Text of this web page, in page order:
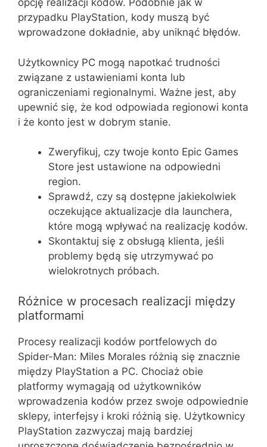
opcję realizacji kodów. Podobnie jak w
przypadku PlayStation, kody muszą być
wprowadzone dokładnie, aby uniknąć błędów.
Użytkownicy PC mogą napotkać trudności
związane z ustawieniami konta lub
ograniczeniami regionalnymi. Ważne jest, aby
upewnić się, że kod odpowiada regionowi konta
i że konto jest w dobrym stanie.
Zweryfikuj, czy twoje konto Epic Games
Store jest ustawione na odpowiedni
region.
Sprawdź, czy są dostępne jakiekolwiek
oczekujące aktualizacje dla launchera,
które mogą wpływać na realizację kodów.
Skontaktuj się z obsługą klienta, jeśli
problemy będą się utrzymywać po
wielokrotnych próbach.
Różnice w procesach realizacji między
platformami
Procesy realizacji kodów portfelowych do
Spider-Man: Miles Morales różnią się znacznie
między PlayStation a PC. Chociaż obie
platformy wymagają od użytkowników
wprowadzenia kodów przez swoje odpowiednie
sklepy, interfejsy i kroki różnią się. Użytkownicy
PlayStation zazwyczaj mają bardziej